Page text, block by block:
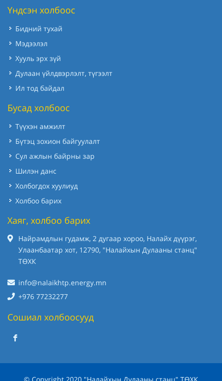
Үндсэн холбоос
Бидний тухай
Мэдээлэл
Хууль эрх зүй
Дулаан үйлдвэрлэлт, түгээлт
Ил тод байдал
Бусад холбоос
Түүхэн амжилт
Бүтэц зохион байгуулалт
Сул ажлын байрны зар
Шилэн данс
Холбогдох хуулиуд
Холбоо барих
Хаяг, холбоо барих
Найрамдлын гудамж, 2 дугаар хороо, Налайх дүүрэг,
Улаанбаатар хот, 12790, "Налайхын Дулааны станц"
ТӨХК
info@nalaikhtp.energy.mn
+976 77232277
Сошиал холбоосууд